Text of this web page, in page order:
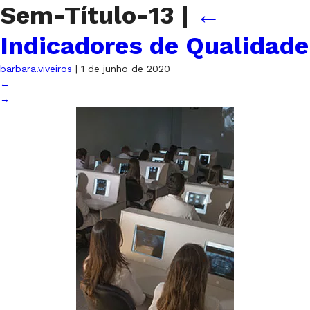
Sem-Título-13 | ←
Indicadores de Qualidade
barbara.viveiros | 1 de junho de 2020
←
→